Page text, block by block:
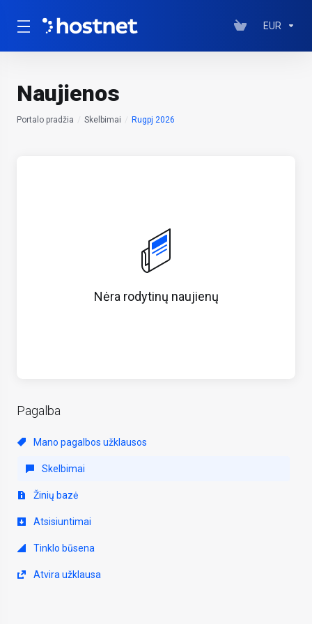
EUR
Naujienos
Portalo pradžia Skelbimai Rugpj 2026
Pagalba
Mano pagalbos užklausos
Skelbimai
Žinių bazė
Atsisiuntimai
Tinklo būsena
Atvira užklausa
Nėra rodytinų naujienų